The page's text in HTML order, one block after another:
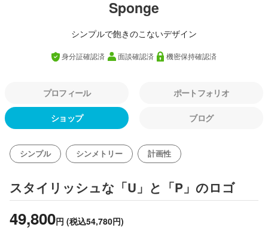
Sponge
シンプルで飽きのこないデザイン
身分証確認済 面談確認済 機密保持確認済
プロフィール ポートフォリオ
ショップ ブログ
シンプル シンメトリー 計画性
スタイリッシュな「U」と「P」 のロゴ
49,800円 (税込54,780円)